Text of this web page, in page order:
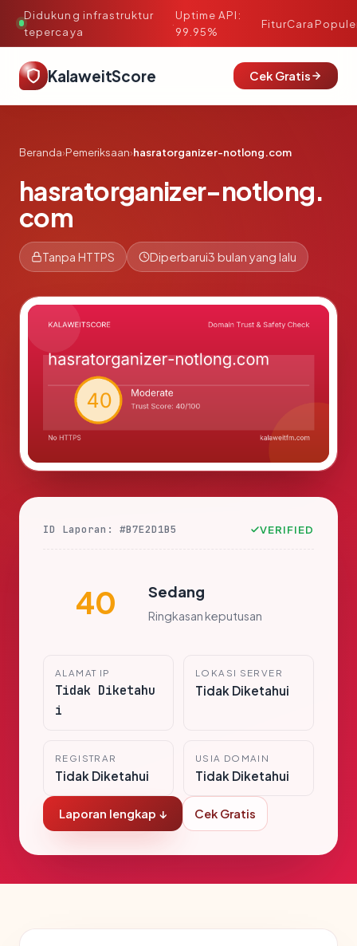
Didukung infrastruktur
tepercaya
·
Uptime API:
99.95%
FiturCara
KalaweitScore Cek Gratis
Beranda›Pemeriksaan›hasratorganizer-notlong.com
hasratorganizer-notlong.
com
Tanpa HTTPS Diperbarui3 bulan yang lalu
ID Laporan: #B7E2D1B5 VERIFIED
40 Sedang
Ringkasan keputusan
ALAMAT IP
Tidak Diketahu
i
LOKASI SERVER
Tidak Diketahui
REGISTRAR
Tidak Diketahui
USIA DOMAIN
Tidak Diketahui
Laporan lengkap ↓ Cek Gratis